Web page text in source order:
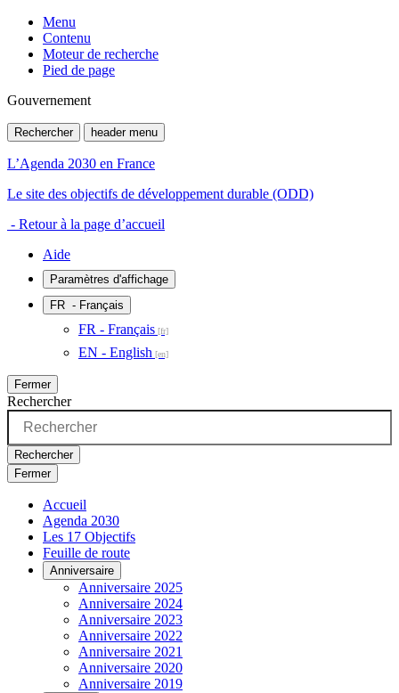
Menu
Contenu
Moteur de recherche
Pied de page
Gouvernement
Rechercher header menu
L’Agenda 2030 en France
Le site des objectifs de développement durable (ODD)
- Retour à la page d’accueil
Aide
Paramètres d'affichage
FR - Français
FR - Français
EN - English
Fermer
Rechercher
Rechercher
Fermer
Accueil
Agenda 2030
Les 17 Objectifs
Feuille de route
Anniversaire
Anniversaire 2025
Anniversaire 2024
Anniversaire 2023
Anniversaire 2022
Anniversaire 2021
Anniversaire 2020
Anniversaire 2019